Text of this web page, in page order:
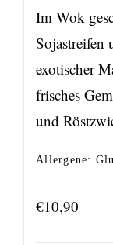
Im Wok
Sojastreifen
exotischer
frisches
und
Allergene:
€10,90